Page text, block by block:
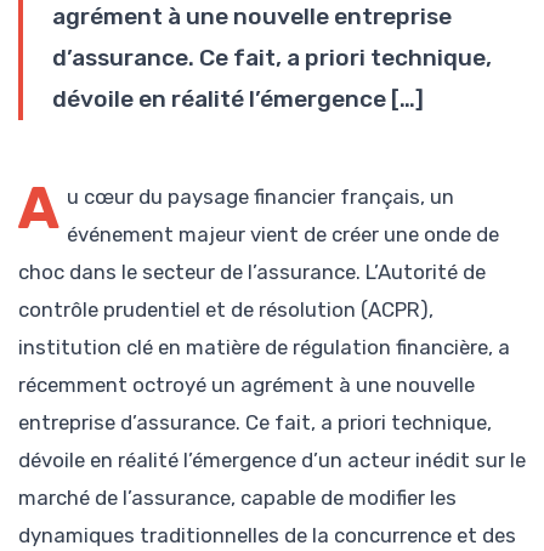
agrément à une nouvelle entreprise
d’assurance. Ce fait, a priori technique,
dévoile en réalité l’émergence […]
A u cœur du paysage financier français, un
événement majeur vient de créer une onde de
choc dans le secteur de l’assurance. L’Autorité de
contrôle prudentiel et de résolution (ACPR),
institution clé en matière de régulation financière, a
récemment octroyé un agrément à une nouvelle
entreprise d’assurance. Ce fait, a priori technique,
dévoile en réalité l’émergence d’un acteur inédit sur le
marché de l’assurance, capable de modifier les
dynamiques traditionnelles de la concurrence et des